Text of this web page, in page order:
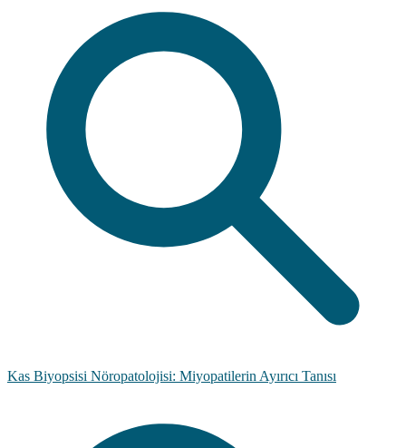
Kas Biyopsisi Nöropatolojisi: Miyopatilerin Ayırıcı Tanısı